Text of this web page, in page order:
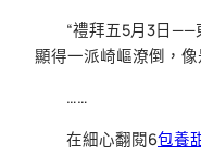
“禮拜五5月3日——
顯得一派崎嶇潦倒，
……
在細心翻閱6包養